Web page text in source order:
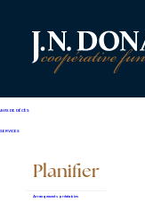
AVIS DE DÉCÈS
SERVICES
Planifier
Arrangements préalables